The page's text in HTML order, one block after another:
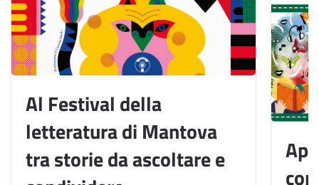
Al Festival della
letteratura di Mantova
tra storie da ascoltare e